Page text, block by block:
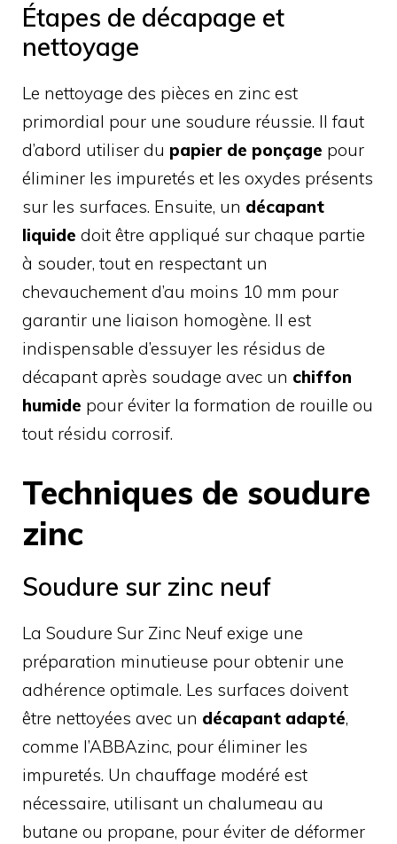
Étapes de décapage et
nettoyage
Le nettoyage des pièces en zinc est
primordial pour une soudure réussie. Il faut
d’abord utiliser du papier de ponçage pour
éliminer les impuretés et les oxydes présents
sur les surfaces. Ensuite, un décapant
liquide doit être appliqué sur chaque partie
à souder, tout en respectant un
chevauchement d’au moins 10 mm pour
garantir une liaison homogène. Il est
indispensable d’essuyer les résidus de
décapant après soudage avec un chiffon
humide pour éviter la formation de rouille ou
tout résidu corrosif.
Techniques de soudure
zinc
Soudure sur zinc neuf
La Soudure Sur Zinc Neuf exige une
préparation minutieuse pour obtenir une
adhérence optimale. Les surfaces doivent
être nettoyées avec un décapant adapté,
comme l’ABBAzinc, pour éliminer les
impuretés. Un chauffage modéré est
nécessaire, utilisant un chalumeau au
butane ou propane, pour éviter de déformer